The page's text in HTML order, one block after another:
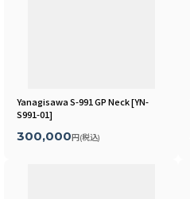
Yanagisawa S-991 GP Neck[YN-
S991-01]
300,000円(税込)